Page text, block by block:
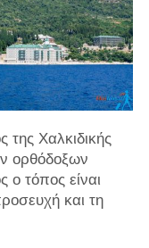
της Χαλκιδικής
ορθόδοξων
ο τόπος είναι
και τη